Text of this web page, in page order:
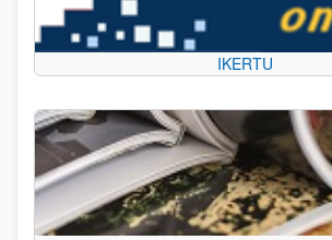
IKERTU